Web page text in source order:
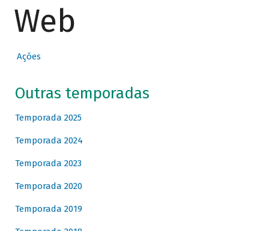
Web
Ações
Outras temporadas
Temporada 2025
Temporada 2024
Temporada 2023
Temporada 2020
Temporada 2019